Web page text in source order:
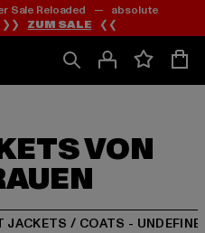
Zum
Inhalt
springen
Zum
Fußzeile
springen
Sale Reloaded — absolute
❯❯ ZUM SALE ❮❮
VON
JACKETS / COATS -
Zum
Produktraster
springen